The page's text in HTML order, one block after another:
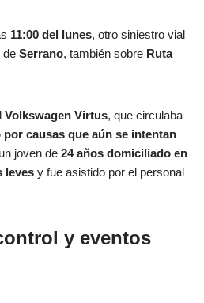
11:00 del lunes, otro siniestro vial
de Serrano, también sobre Ruta
Volkswagen Virtus, que circulaba
por causas que aún se intentan
joven de 24 años domiciliado en
leves y fue asistido por el personal
y eventos